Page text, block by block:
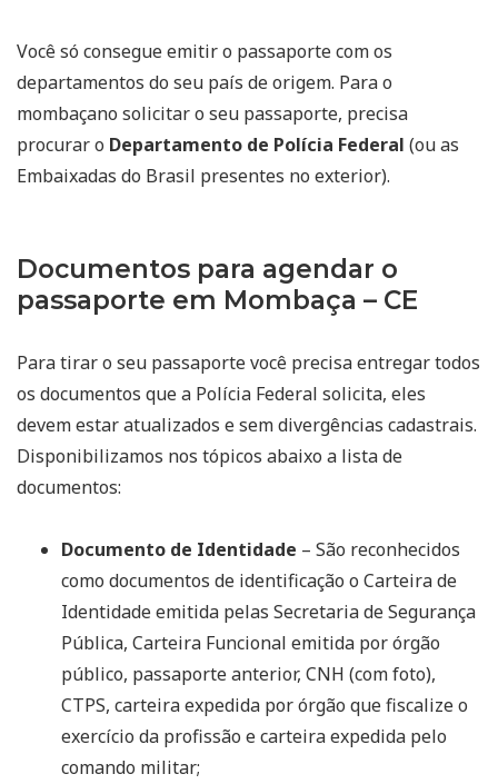
Você só consegue emitir o passaporte com os
departamentos do seu país de origem. Para o
mombaçano solicitar o seu passaporte, precisa
procurar o Departamento de Polícia Federal (ou as
Embaixadas do Brasil presentes no exterior).
Documentos para agendar o
passaporte em Mombaça – CE
Para tirar o seu passaporte você precisa entregar todos
os documentos que a Polícia Federal solicita, eles
devem estar atualizados e sem divergências cadastrais.
Disponibilizamos nos tópicos abaixo a lista de
documentos:
Documento de Identidade – São reconhecidos
como documentos de identificação o Carteira de
Identidade emitida pelas Secretaria de Segurança
Pública, Carteira Funcional emitida por órgão
público, passaporte anterior, CNH (com foto),
CTPS, carteira expedida por órgão que fiscalize o
exercício da profissão e carteira expedida pelo
comando militar;